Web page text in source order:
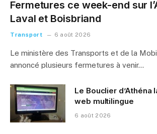
Fermetures ce week-end sur
Laval et Boisbriand
Transport 6 août 2026
Le ministère des Transports et de la
annoncé plusieurs fermetures à venir…
Le Bouclier d’Athéna
web multilingue
6 août 2026